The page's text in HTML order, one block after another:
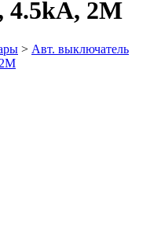
4.5kA, 2M
> Авт. выключатель